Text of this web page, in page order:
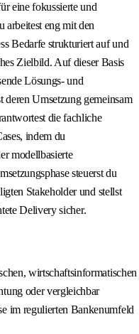
eine fokussierte und
eng mit den
Bedarfe strukturiert auf und
Zielbild. Auf dieser Basis
Lösungs- und
deren Umsetzung gemeinsam
die fachliche
indem du
modellbasierte
steuerst du
Stakeholder und stellst
Delivery sicher.
wirtschaftsinformatischen
oder vergleichbar
im regulierten Bankenumfeld